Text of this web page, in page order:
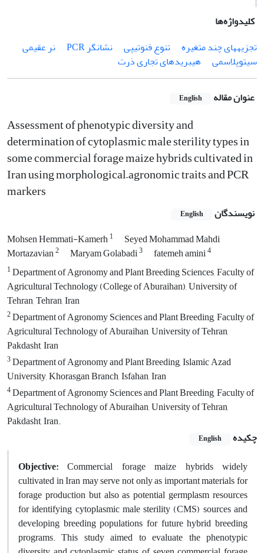
کلیدواژه‌ها
تجزیه‏های چند متغیره
تنوع فنوتیپی نشانگر PCR
نر عقیمی
سیتوپلاسمی
هیبریدهای تجاری ذرت
عنوان مقاله English
Assessment of phenotypic diversity and
determination of cytoplasmic male sterility types in
some commercial forage maize hybrids cultivated in
Iran using morphological–agronomic traits and PCR
markers
نویسندگان English
Mohsen Hemmati-Kamerh1
Seyed Mohammad Mahdi
Mortazavian2 Maryam Golabadi3 fatemeh amini4
1Department of Agronomy and Plant Breeding Sciences, Faculty of
Agricultural Technology (College of Aburaihan), University of
Tehran, Tehran, Iran
2Department of Agronomy Sciences and Plant Breeding, Faculty of
Agricultural Technology of Aburaihan, University of Tehran,
Pakdasht, Iran
3Department of Agronomy and Plant Breeding, Islamic Azad
University, Khorasgan Branch, Isfahan, Iran
4Department of Agronomy Sciences and Plant Breeding, Faculty of
Agricultural Technology of Aburaihan, University of Tehran,
Pakdasht, Iran.
چکیده
English
Objective: Commercial forage maize hybrids widely
cultivated in Iran may serve not only as important materials for
forage production but also as potential germplasm resources
for identifying cytoplasmic male sterility (CMS) sources and
developing breeding populations for future hybrid breeding
programs. This study aimed to evaluate the phenotypic